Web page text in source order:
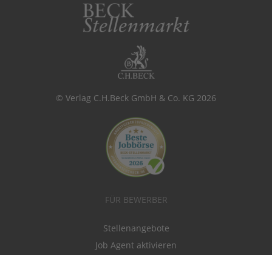
© Verlag C.H.Beck GmbH & Co. KG 2026
FÜR BEWERBER
Stellenangebote
Job Agent aktivieren